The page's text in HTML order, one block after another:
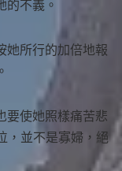
的不義。
她所行的加倍地報
要使她照樣痛苦悲
，並不是寡婦，絕